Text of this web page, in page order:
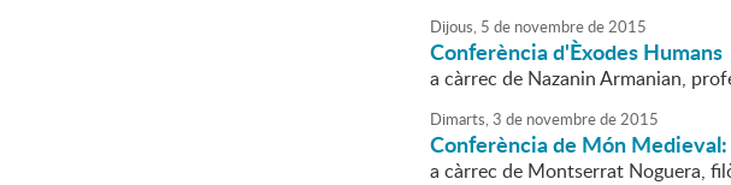
Dijous, 5 de novembrede2015
Conferència d'Èxodes Humans
a càrrec de Nazanin Armanian,
Dimarts,3 de novembrede2015
Conferència de Món Medieval:
a càrrec de Montserrat Noguera,